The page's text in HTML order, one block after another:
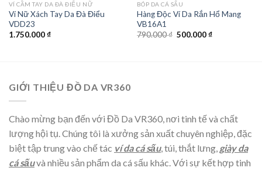
VÍ CẦM TAY DA ĐÀ ĐIỂU NỮ
Ví Nữ Xách Tay Da Đà Điểu
VDD23
1.750.000₫
BÓP DA CÁ SẤU
Hàng Độc Ví Da Rắn Hổ Mang
VB16A1
790.000₫ 500.000₫
GIỚI THIỆU ĐỒ DA VR360
Chào mừng bạn đến với Đồ Da VR360, nơi tinh tế và chất
lượng hội tụ. Chúng tôi là xưởng sản xuất chuyên nghiệp, đặc
biệt tập trung vào chế tác ví da cá sấu, túi, thắt lưng, giày da
cá sấuvà nhiều sản phẩm da cá sấu khác. Với sự kết hợp tinh